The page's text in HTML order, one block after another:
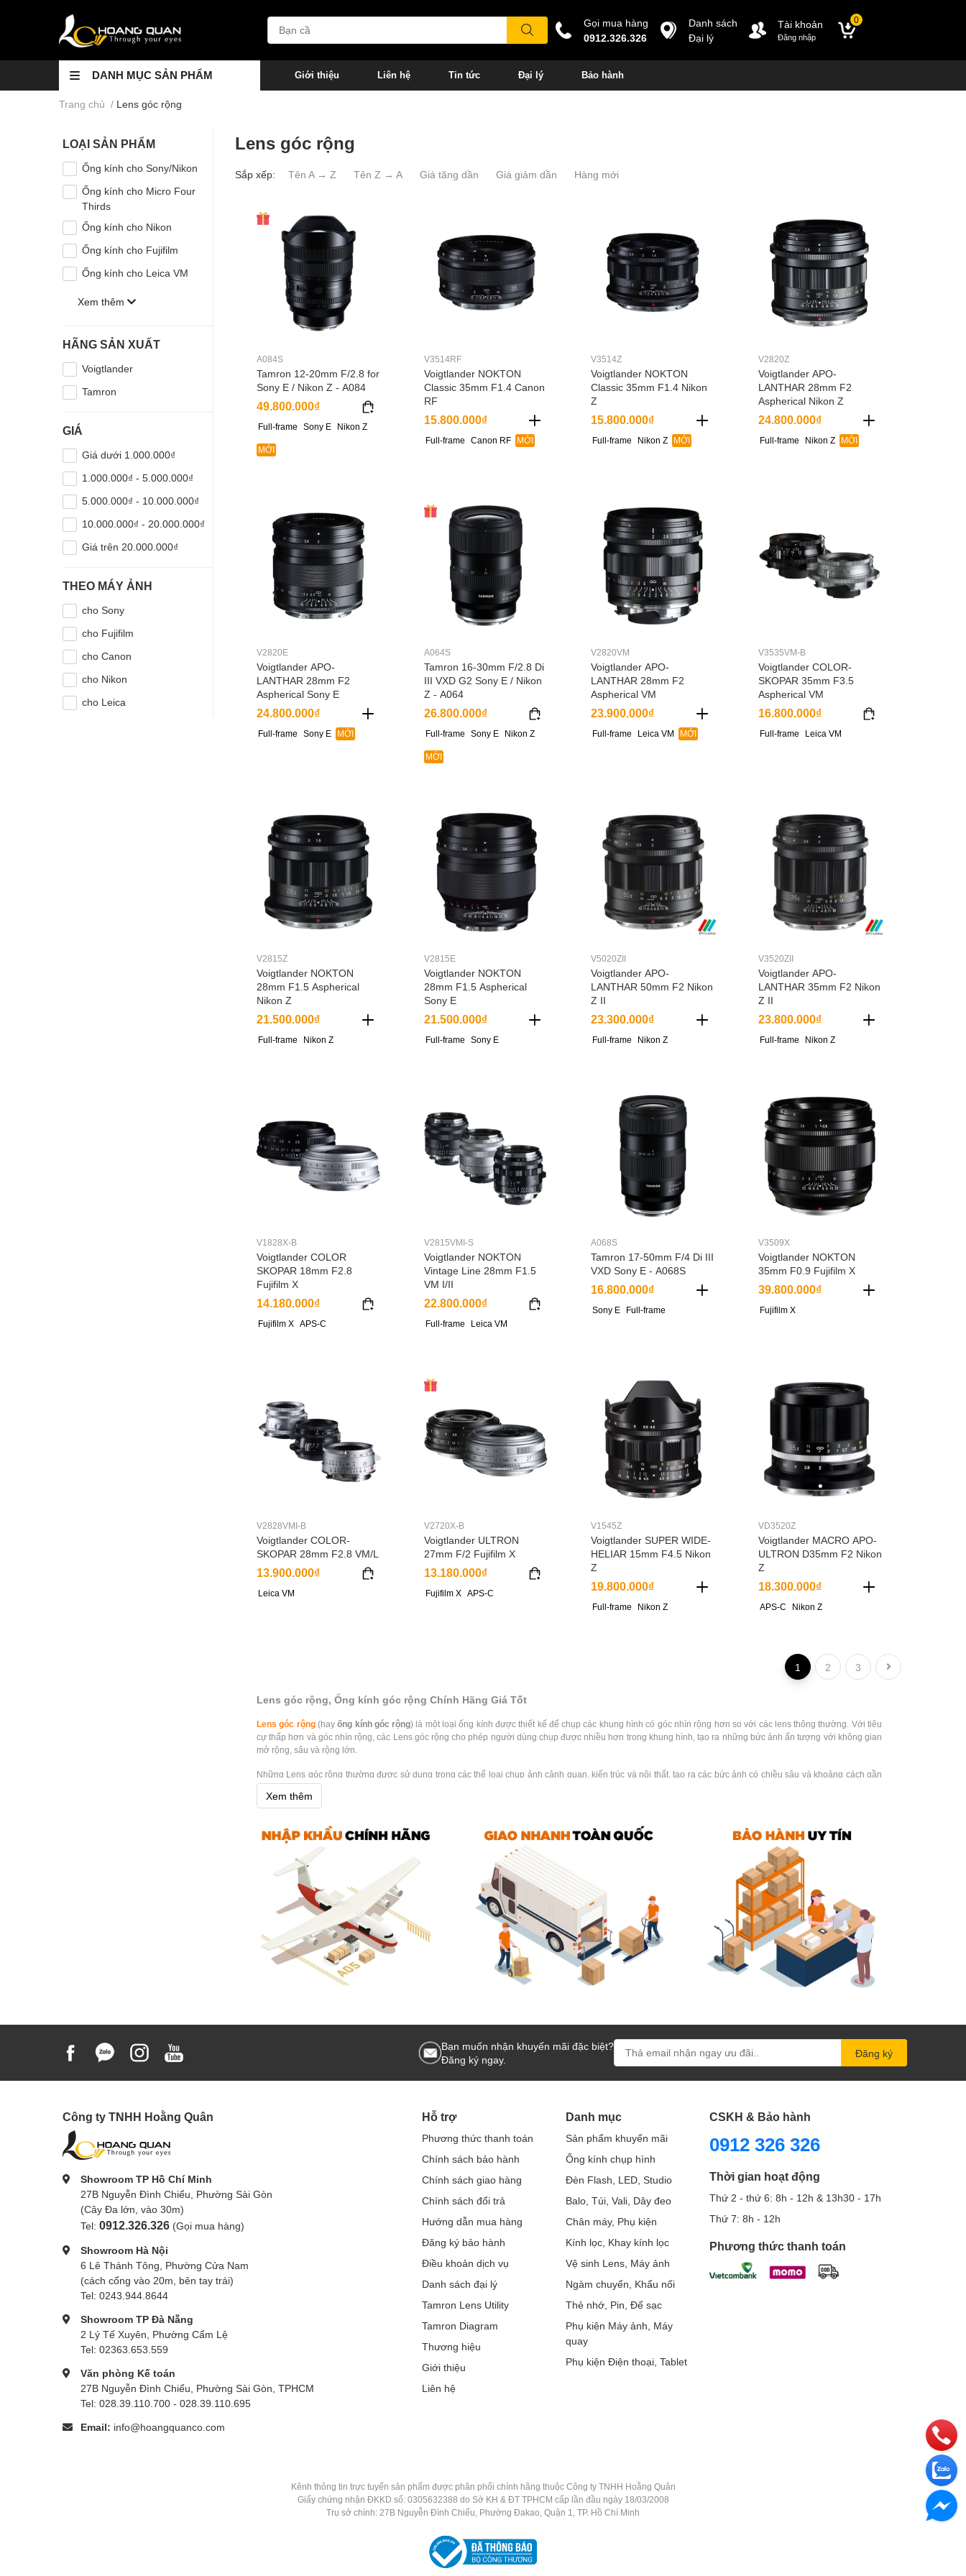
Gọi mua hàng
0912.326.326
Danh sách
Đại lý
Tài khoản
Đăng nhập
0
DANH MỤC SẢN PHẨM Giới thiệu Liên hệ Tin tức Đại lý Bảo hành
Trang chủ / Lens góc rộng
LOẠI SẢN PHẨM
Ống kính cho Sony/Nikon
Ống kính cho Micro Four
Thirds
Ống kính cho Nikon
Ống kính cho Fujifilm
Ống kính cho Leica VM
Xem thêm
HÃNG SẢN XUẤT
Voigtlander
Tamron
GIÁ
Giá dưới 1.000.000₫
1.000.000₫ - 5.000.000₫
5.000.000₫ - 10.000.000₫
10.000.000₫ - 20.000.000₫
Giá trên 20.000.000₫
THEO MÁY ẢNH
cho Sony
cho Fujifilm
cho Canon
cho Nikon
cho Leica
Lens góc rộng
Sắp xếp: Tên A → Z Tên Z → A Giá tăng dần Giá giảm dần Hàng mới
A084S
Tamron 12-20mm F/2.8 for
Sony E / Nikon Z - A084
49.800.000₫
Full-frame Sony E Nikon Z
MỚI
V3514RF
Voigtlander NOKTON
Classic 35mm F1.4 Canon
RF
15.800.000₫
Full-frame Canon RF MỚI
V3514Z
Voigtlander NOKTON
Classic 35mm F1.4 Nikon
Z
15.800.000₫
Full-frame Nikon Z MỚI
V2820Z
Voigtlander APO-
LANTHAR 28mm F2
Aspherical Nikon Z
24.800.000₫
Full-frame Nikon Z MỚI
V2820E
Voigtlander APO-
LANTHAR 28mm F2
Aspherical Sony E
24.800.000₫
Full-frame Sony E MỚI
A064S
Tamron 16-30mm F/2.8 Di
III VXD G2 Sony E / Nikon
Z - A064
26.800.000₫
Full-frame Sony E Nikon Z
MỚI
V2820VM
Voigtlander APO-
LANTHAR 28mm F2
Aspherical VM
23.900.000₫
Full-frame Leica VM MỚI
V3535VM-B
Voigtlander COLOR-
SKOPAR 35mm F3.5
Aspherical VM
16.800.000₫
Full-frame Leica VM
V2815Z
Voigtlander NOKTON
28mm F1.5 Aspherical
Nikon Z
21.500.000₫
Full-frame Nikon Z
V2815E
Voigtlander NOKTON
28mm F1.5 Aspherical
Sony E
21.500.000₫
Full-frame Sony E
V5020ZII
Voigtlander APO-
LANTHAR 50mm F2 Nikon
Z II
23.300.000₫
Full-frame Nikon Z
V3520ZII
Voigtlander APO-
LANTHAR 35mm F2 Nikon
Z II
23.800.000₫
Full-frame Nikon Z
V1828X-B
Voigtlander COLOR
SKOPAR 18mm F2.8
Fujifilm X
14.180.000₫
Fujifilm X APS-C
V2815VMI-S
Voigtlander NOKTON
Vintage Line 28mm F1.5
VM I/II
22.800.000₫
Full-frame Leica VM
A068S
Tamron 17-50mm F/4 Di III
VXD Sony E - A068S
16.800.000₫
Sony E Full-frame
V3509X
Voigtlander NOKTON
35mm F0.9 Fujifilm X
39.800.000₫
Fujifilm X
V2828VMI-B
Voigtlander COLOR-
SKOPAR 28mm F2.8 VM/L
13.900.000₫
Leica VM
V2720X-B
Voigtlander ULTRON
27mm F/2 Fujifilm X
13.180.000₫
Fujifilm X APS-C
V1545Z
Voigtlander SUPER WIDE-
HELIAR 15mm F4.5 Nikon
Z
19.800.000₫
Full-frame Nikon Z
VD3520Z
Voigtlander MACRO APO-
ULTRON D35mm F2 Nikon
Z
18.300.000₫
APS-C Nikon Z
1 2 3
Lens góc rộng, Ống kính góc rộng Chính Hãng Giá Tốt
Lens góc rộng(hayống kính góc rộng) là một loại ống kính được thiết kế để chụp các khung hình có góc nhìn rộng hơn so với các lens thông thường. Với tiêu
cự thấp hơn và góc nhìn rộng, các Lens góc rộng cho phép người dùng chụp được nhiều hơn trong khung hình, tạo ra những bức ảnh ấn tượng với không gian
mở rộng, sâu và rộng lớn.
Những Lens góc rộng thường được sử dụng trong các thể loại chụp ảnh cảnh quan, kiến trúc và nội thất, tạo ra các bức ảnh có chiều sâu và khoảng cách gần
gũi hơn. Một số Lens góc rộng có khả năng xoá phông đẹp, giúp tạo nên hiệu ứng ảnh chân dung độc đáo.
Hoằng Quân là đơn vị phân phốilens góc rộng ống kính góc rộng chính hãng tại Việt Nam. Chúng tôi cam kết cung cấp sản phẩm chất lượng và độ tin cậy cao
cho khách hàng. Quý khách hàng có thể dễ dàng đặt hàng thông qua trang web
của chúng tôi và được miễn phí giao hàng toàn quốc.
Showroom của chúng tôi có mặt tại TPHCM, Hà Nội và Đà Nẵng, để quý khách hàng có thể đến trải nghiệm và tìm hiểu về sản phẩm một cách tốt nhất.
Xem thêm
Bạn muốn nhận khuyến mãi đặc biệt?
Đăng ký ngay.
Đăng ký
Công ty TNHH Hoằng Quân
Showroom TP Hồ Chí Minh
27B Nguyễn Đình Chiểu, Phường Sài Gòn
(Cây Đa lớn, vào 30m)
Tel: 0912.326.326 (Gọi mua hàng)
Showroom Hà Nội
6 Lê Thánh Tông, Phường Cửa Nam
(cách cổng vào 20m, bên tay trái)
Tel: 0243.944.8644
Showroom TP Đà Nẵng
2 Lý Tế Xuyên, Phường Cẩm Lệ
Tel: 02363.653.559
Văn phòng Kế toán
27B Nguyễn Đình Chiểu, Phường Sài Gòn, TPHCM
Tel: 028.39.110.700 - 028.39.110.695
Email: info@hoangquanco.com
Hỗ trợ
Phương thức thanh toán
Chính sách bảo hành
Chính sách giao hàng
Chính sách đổi trả
Hướng dẫn mua hàng
Đăng ký bảo hành
Điều khoản dịch vụ
Danh sách đại lý
Tamron Lens Utility
Tamron Diagram
Thương hiệu
Giới thiệu
Liên hệ
Danh mục
Sản phẩm khuyến mãi
Ống kính chụp hình
Đèn Flash, LED, Studio
Balo, Túi, Vali, Dây đeo
Chân máy, Phụ kiện
Kính lọc, Khay kính lọc
Vệ sinh Lens, Máy ảnh
Ngàm chuyển, Khẩu nối
Thẻ nhớ, Pin, Đế sạc
Phụ kiện Máy ảnh, Máy
quay
Phụ kiện Điện thoại, Tablet
CSKH & Bảo hành
0912 326 326
Thời gian hoạt động
Thứ 2 - thứ 6: 8h - 12h & 13h30 - 17h
Thứ 7: 8h - 12h
Phương thức thanh toán
Kênh thông tin trực tuyến sản phẩm được phân phối chính hãng thuộc Công ty TNHH Hoằng Quân
Giấy chứng nhận ĐKKD số: 0305632388 do Sở KH & ĐT TPHCM cấp lần đầu ngày 18/03/2008
Trụ sở chính: 27B Nguyễn Đình Chiểu, Phường Đakao, Quận 1, TP. Hồ Chí Minh